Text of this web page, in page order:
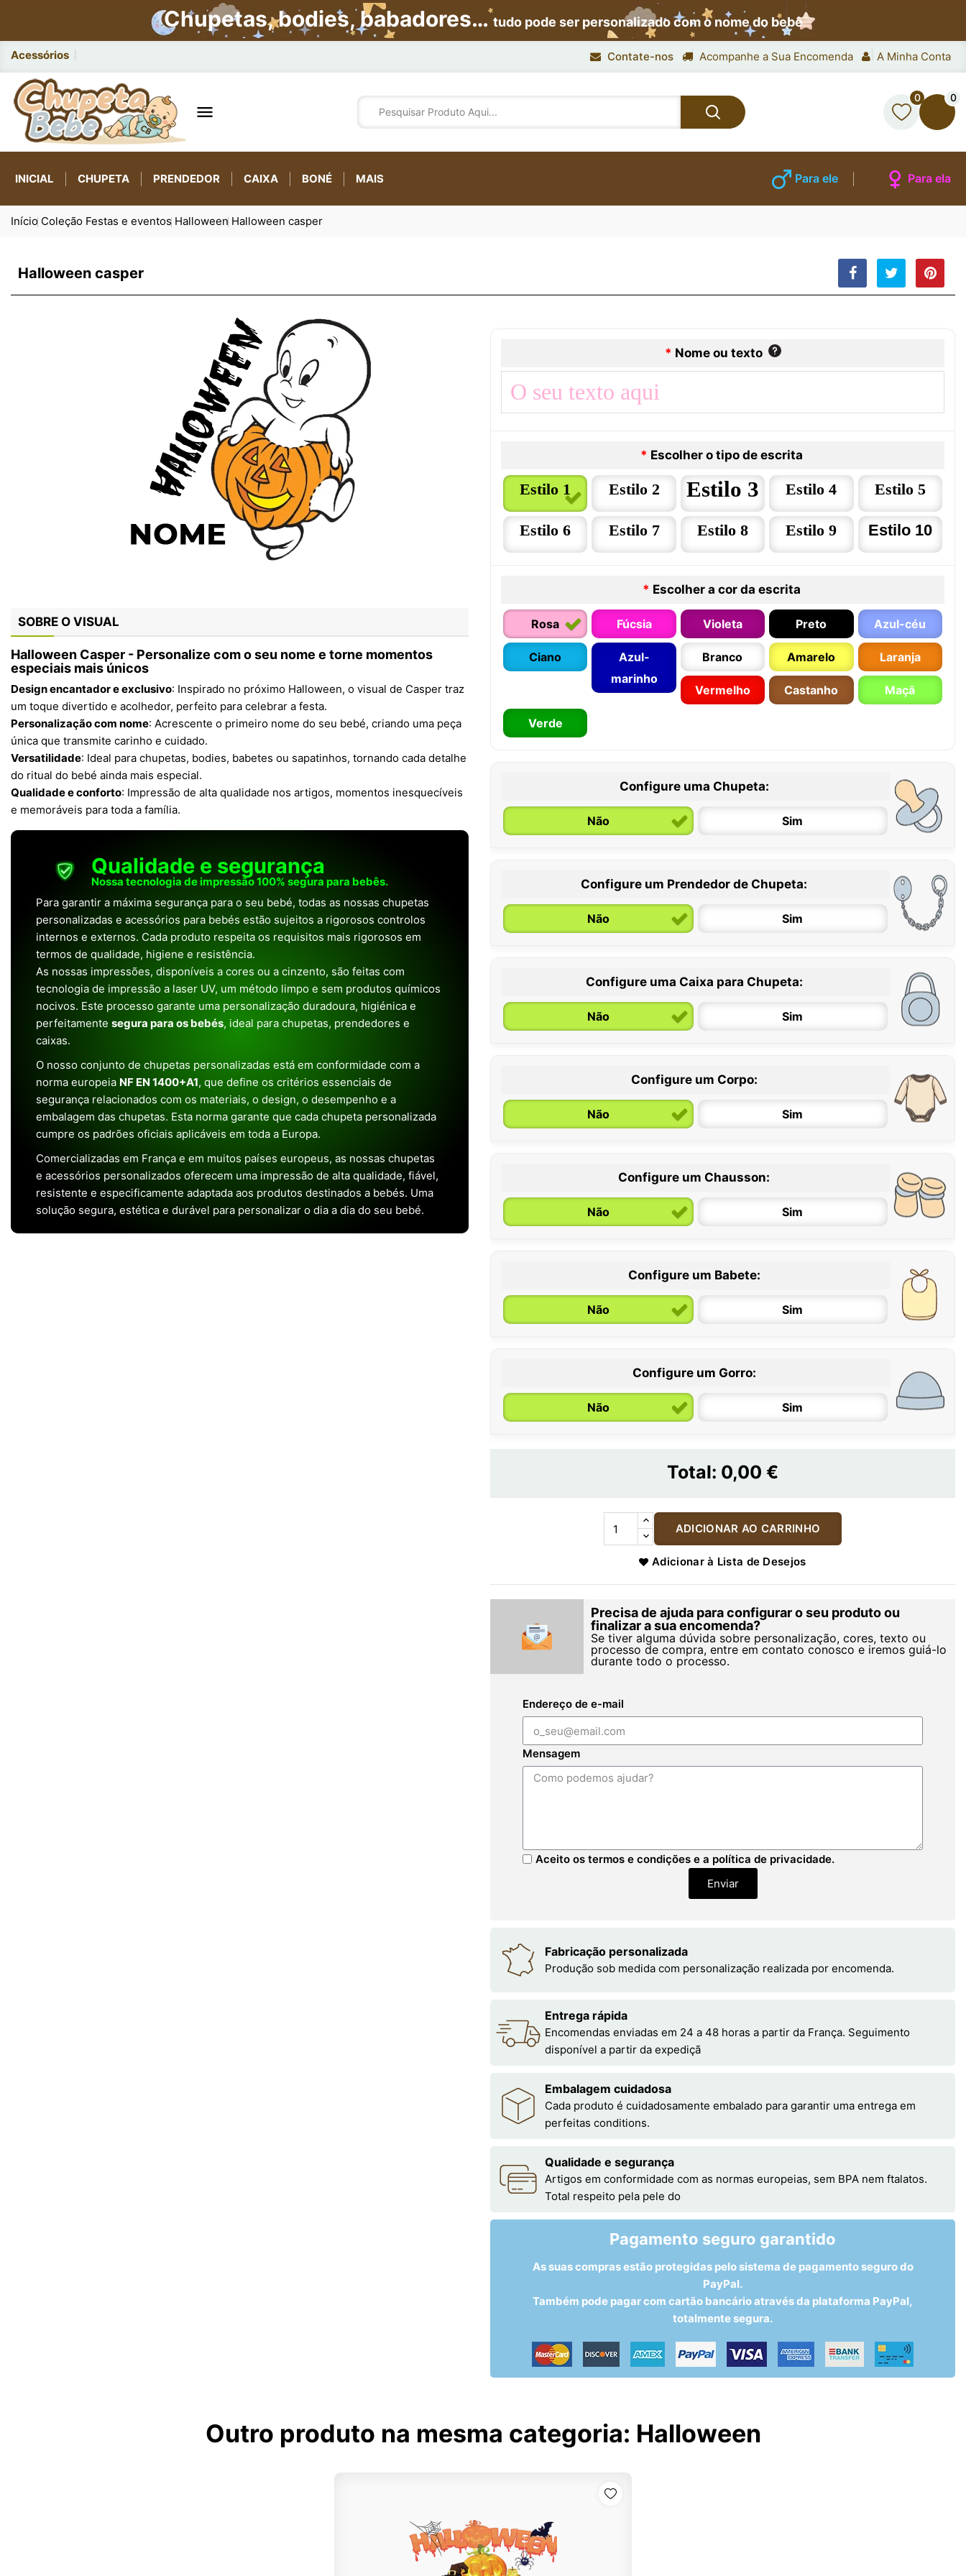
Chupetas, bodies, babadores…tudo pode ser personalizado com o nome do bebê
Acessórios práticos para bebês: Contate-nos Acompanhe a Sua Encomenda A Minha Conta

0 0
INICIAL CHUPETA PRENDEDOR CAIXA BONÉ MAIS Para ele Para ela
Início Coleção Festas e eventos Halloween Halloween casper
Halloween casper
SOBRE O VISUAL
Halloween Casper - Personalize com o seu nome e torne momentos
especiais mais únicos
Design encantador e exclusivo: Inspirado no próximo Halloween, o visual de Casper traz
um toque divertido e acolhedor, perfeito para celebrar a festa.
Personalização com nome: Acrescente o primeiro nome do seu bebé, criando uma peça
única que transmite carinho e cuidado.
Versatilidade: Ideal para chupetas, bodies, babetes ou sapatinhos, tornando cada detalhe
do ritual do bebé ainda mais especial.
Qualidade e conforto: Impressão de alta qualidade nos artigos, momentos inesquecíveis
e memoráveis para toda a família.
Qualidade e segurança
Nossa tecnologia de impressão 100% segura para bebês.
Para garantir a máxima segurança para o seu bebé, todas as nossas chupetas
personalizadas e acessórios para bebés estão sujeitos a rigorosos controlos
internos e externos. Cada produto respeita os requisitos mais rigorosos em
termos de qualidade, higiene e resistência.
As nossas impressões, disponíveis a cores ou a cinzento, são feitas com
tecnologia de impressão a laser UV, um método limpo e sem produtos químicos
nocivos. Este processo garante uma personalização duradoura, higiénica e
perfeitamente segura para os bebés, ideal para chupetas, prendedores e
caixas.
O nosso conjunto de chupetas personalizadas está em conformidade com a
norma europeia NF EN 1400+A1, que define os critérios essenciais de
segurança relacionados com os materiais, o design, o desempenho e a
embalagem das chupetas. Esta norma garante que cada chupeta personalizada
cumpre os padrões oficiais aplicáveis em toda a Europa.
Comercializadas em França e em muitos países europeus, as nossas chupetas
e acessórios personalizados oferecem uma impressão de alta qualidade, fiável,
resistente e especificamente adaptada aos produtos destinados a bebés. Uma
solução segura, estética e durável para personalizar o dia a dia do seu bebé.
* Nome ou texto
* Escolher o tipo de escrita
Estilo 1 Estilo 2 Estilo 3 Estilo 4 Estilo 5
Estilo 6 Estilo 7 Estilo 8 Estilo 9 Estilo 10
* Escolher a cor da escrita
Rosa Fúcsia Violeta Preto Azul-céu
Ciano
Azul-
marinho
Branco Amarelo Laranja
Vermelho Castanho Maçã
Verde
Configure uma Chupeta:
Não Sim
0 / 6 meses
Configure um Prendedor de Chupeta:
Não Sim
Configure uma Caixa para Chupeta:
Não Sim
Configure um Corpo:
Não Sim
6 / 12 meses 12 / 18 meses
Configure um Chausson:
Não Sim
Configure um Babete:
Não Sim
Configure um Gorro:
Não Sim
Total: 0,00 €
ADICIONAR AO CARRINHO
Adicionar à Lista de Desejos
Precisa de ajuda para configurar o seu produto ou
finalizar a sua encomenda?
Se tiver alguma dúvida sobre personalização, cores, texto ou
processo de compra, entre em contato conosco e iremos guiá-lo
durante todo o processo.
Endereço de e-mail
Mensagem
Aceito os termos e condições e a política de privacidade.
Enviar
Fabricação personalizada
Produção sob medida com personalização realizada por encomenda.
Entrega rápida
Encomendas enviadas em 24 a 48 horas a partir da França. Seguimento
disponível a partir da expediçã
Embalagem cuidadosa
Cada produto é cuidadosamente embalado para garantir uma entrega em
perfeitas conditions.
Qualidade e segurança
Artigos em conformidade com as normas europeias, sem BPA nem ftalatos.
Total respeito pela pele do
Pagamento seguro garantido
As suas compras estão protegidas pelo sistema de pagamento seguro do
PayPal.
Também pode pagar com cartão bancário através da plataforma PayPal,
totalmente segura.
Outro produto na mesma categoria: Halloween